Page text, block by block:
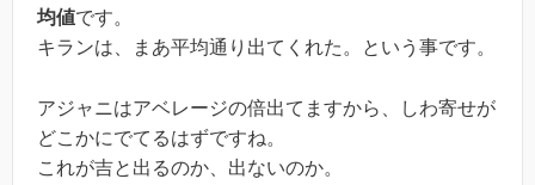
均値です。
キランは、まあ平均通り出てくれた。という事です。
アジャニはアベレージの倍出てますから、しわ寄せが
どこかにでてるはずですね。
これが吉と出るのか、出ないのか。